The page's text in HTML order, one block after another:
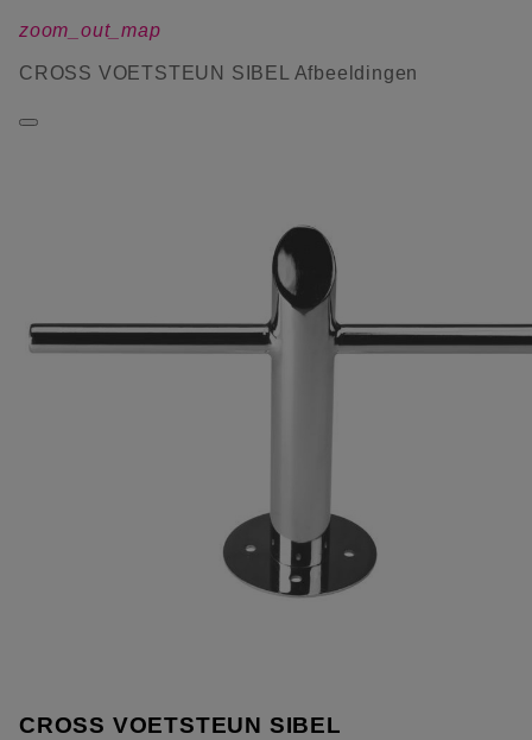
zoom_out_map
CROSS VOETSTEUN SIBEL Afbeeldingen
CROSS VOETSTEUN SIBEL